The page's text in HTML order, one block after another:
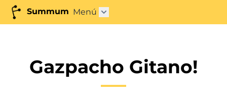
Summum Menú Abrir submenú"
Gazpacho Gitano!